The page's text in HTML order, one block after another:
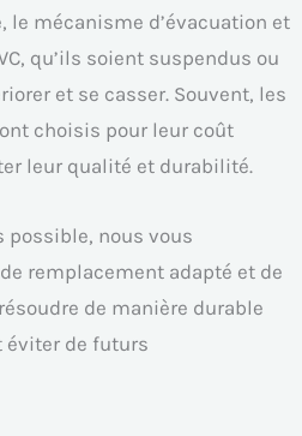
le mécanisme d’évacuation et
qu’ils soient suspendus ou
et se casser. Souvent, les
choisis pour leur coût
leur qualité et durabilité.
possible, nous vous
remplacement adapté et de
de manière durable
éviter de futurs